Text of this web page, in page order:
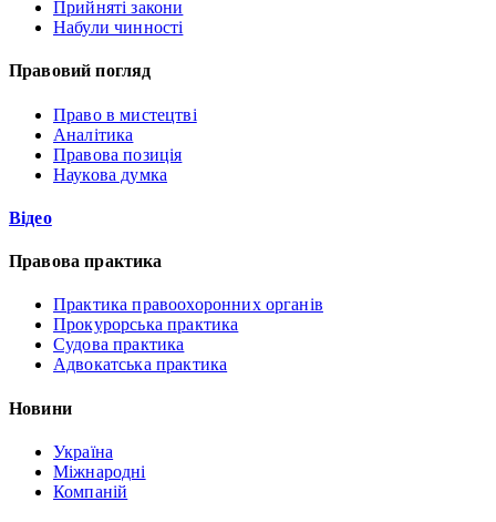
Прийняті закони
Набули чинності
Правовий погляд
Право в мистецтві
Аналітика
Правова позиція
Наукова думка
Відео
Правова практика
Практика правоохоронних органів
Прокурорська практика
Судова практика
Адвокатська практика
Новини
Україна
Міжнародні
Компаній